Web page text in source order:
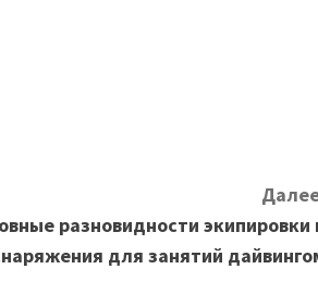
разновидности экипировки
для занятий